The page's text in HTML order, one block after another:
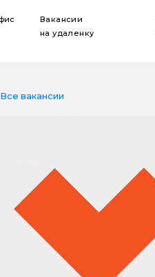
Вакансии
на удаленку
вакансии